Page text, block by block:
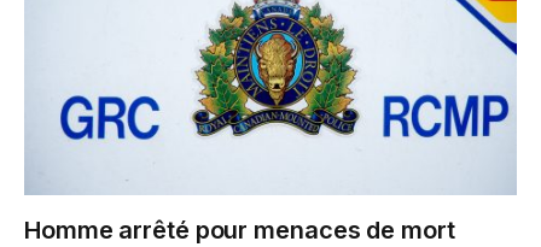
Homme arrêté pour menaces de mort